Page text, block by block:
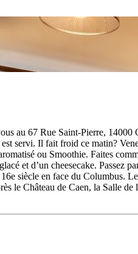
au 67 Rue Saint-Pierre,
servi. Il fait froid ce matin?
ou Smoothie. Faites
et d’un cheesecake.
siècle en face du Columbus.
le Château de Caen, la Salle